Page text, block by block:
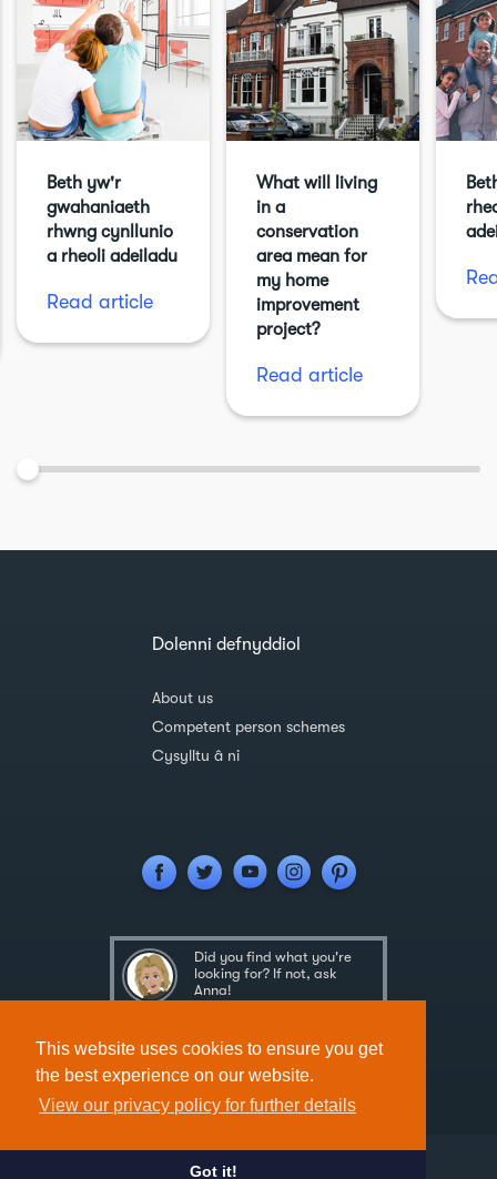
This website uses cookies to ensure you get
the best experience on our website.
View our privacy policy for further details
Got it!
Beth yw'r
gwahaniaeth
rhwng cynllunio
a rheoli adeiladu
Read article
What will living
in a
conservation
area mean for
my home
improvement
project?
Read article
Dolenni defnyddiol
About us
Competent person schemes
Cysylltu â ni
Did you find what you're
looking for? If not, ask
Anna!
Ask Anna
Designed & Developed by